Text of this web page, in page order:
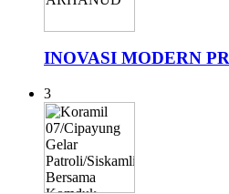
INOVASI MODERN
3